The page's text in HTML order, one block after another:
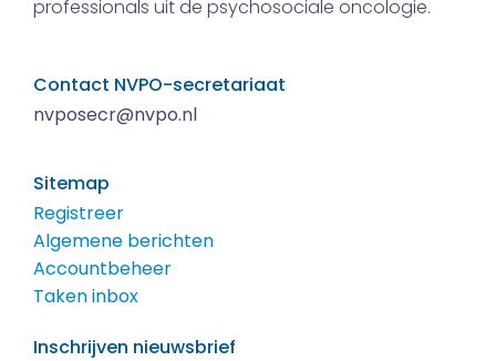
professionals uit de psychosociale oncologie.
Contact NVPO-secretariaat
nvposecr@nvpo.nl
Sitemap
Registreer
Algemene berichten
Accountbeheer
Taken inbox
Inschrijven nieuwsbrief